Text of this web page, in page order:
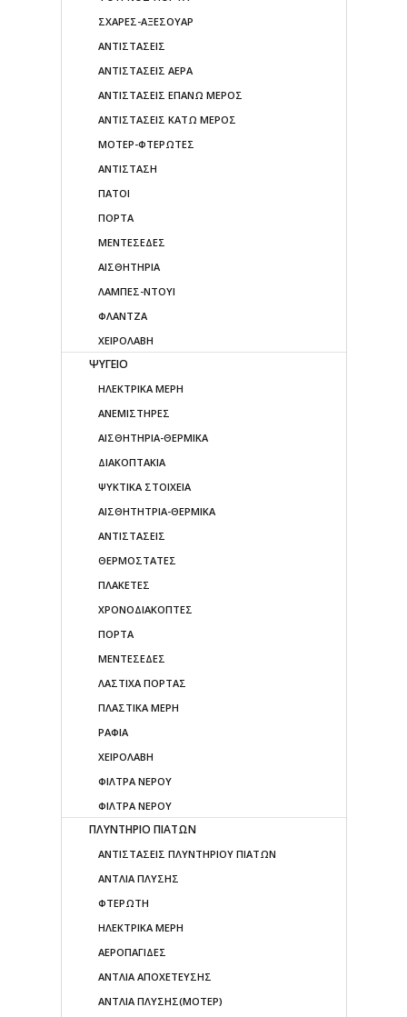
ΣΧΑΡΕΣ-ΑΞΕΣΟΥΑΡ
ΑΝΤΙΣΤΑΣΕΙΣ
ΑΝΤΙΣΤΑΣΕΙΣ ΑΕΡΑ
ΑΝΤΙΣΤΑΣΕΙΣ ΕΠΑΝΩ ΜΕΡΟΣ
ΑΝΤΙΣΤΑΣΕΙΣ ΚΑΤΩ ΜΕΡΟΣ
ΜΟΤΕΡ-ΦΤΕΡΩΤΕΣ
ΑΝΤΙΣΤΑΣΗ
ΠΑΤΟΙ
ΠΟΡΤΑ
ΜΕΝΤΕΣΕΔΕΣ
ΑΙΣΘΗΤΗΡΙΑ
ΛΑΜΠΕΣ-ΝΤΟΥΙ
ΦΛΑΝΤΖΑ
ΧΕΙΡΟΛΑΒΗ
ΨΥΓΕΙΟ
ΗΛΕΚΤΡΙΚΑ ΜΕΡΗ
ΑΝΕΜΙΣΤΗΡΕΣ
ΑΙΣΘΗΤΗΡΙΑ-ΘΕΡΜΙΚΑ
ΔΙΑΚΟΠΤΑΚΙΑ
ΨΥΚΤΙΚΑ ΣΤΟΙΧΕΙΑ
ΑΙΣΘΗΤΗΤΡΙΑ-ΘΕΡΜΙΚΑ
ΑΝΤΙΣΤΑΣΕΙΣ
ΘΕΡΜΟΣΤΑΤΕΣ
ΠΛΑΚΕΤΕΣ
ΧΡΟΝΟΔΙΑΚΟΠΤΕΣ
ΠΟΡΤΑ
ΜΕΝΤΕΣΕΔΕΣ
ΛΑΣΤΙΧΑ ΠΟΡΤΑΣ
ΠΛΑΣΤΙΚΑ ΜΕΡΗ
ΡΑΦΙΑ
ΧΕΙΡΟΛΑΒΗ
ΦΙΛΤΡΑ ΝΕΡΟΥ
ΦΙΛΤΡΑ ΝΕΡΟΥ
ΠΛΥΝΤΗΡΙΟ ΠΙΑΤΩΝ
ΑΝΤΙΣΤΑΣΕΙΣ ΠΛΥΝΤΗΡΙΟΥ ΠΙΑΤΩΝ
ΑΝΤΛΙΑ ΠΛΥΣΗΣ
ΦΤΕΡΩΤΗ
ΗΛΕΚΤΡΙΚΑ ΜΕΡΗ
ΑΕΡΟΠΑΓΙΔΕΣ
ΑΝΤΛΙΑ ΑΠΟΧΕΤΕΥΣΗΣ
ΑΝΤΛΙΑ ΠΛΥΣΗΣ(ΜΟΤΕΡ)